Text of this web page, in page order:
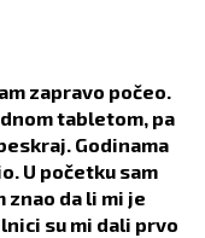
zapravo počeo.
tabletom, pa
Godinama
U početku sam
znao da li mi je
su mi dali prvo